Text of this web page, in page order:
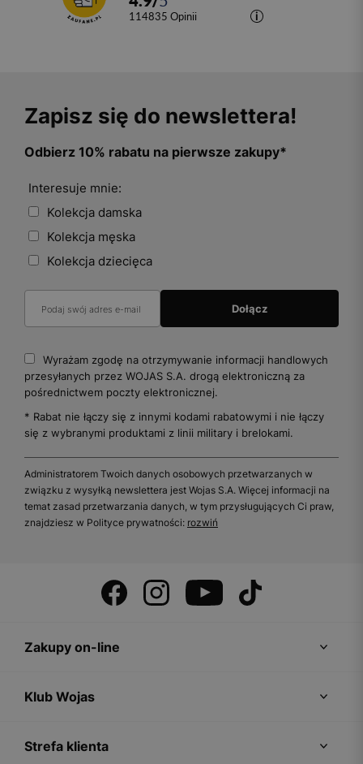
114835 opinii
Zapisz się do newslettera!
Odbierz 10% rabatu na pierwsze zakupy*
Interesuje mnie:
Kolekcja damska
Kolekcja męska
Kolekcja dziecięca
Wyrażam zgodę na otrzymywanie informacji handlowych
przesyłanych przez WOJAS S.A. drogą elektroniczną za
pośrednictwem poczty elektronicznej.
* Rabat nie łączy się z innymi kodami rabatowymi i nie łączy
się z wybranymi produktami z linii military i brelokami.
Administratorem Twoich danych osobowych przetwarzanych w
związku z wysyłką newslettera jest Wojas S.A. Więcej informacji na
temat zasad przetwarzania danych, w tym przysługujących Ci praw,
znajdziesz w Polityce prywatności: rozwiń
Zakupy on-line
Klub Wojas
Strefa klienta